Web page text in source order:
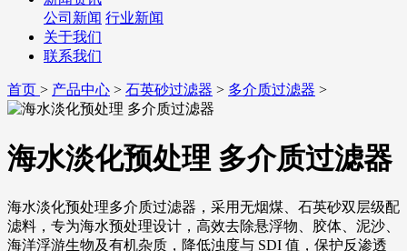
公司新闻 行业新闻
关于我们
联系我们
首页 > 产品中心 > 石英砂过滤器 > 多介质过滤器 >
海水淡化预处理 多介质过滤器
海水淡化预处理多介质过滤器，采用无烟煤、石英砂双层级配
滤料，专为海水预处理设计，高效去除悬浮物、胶体、泥沙、
海洋浮游生物及有机杂质，降低浊度与 SDI 值，保护反渗透